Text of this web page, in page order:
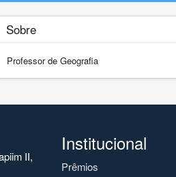
Sobre
Professor de Geografia
II,
Institucional
Prêmios